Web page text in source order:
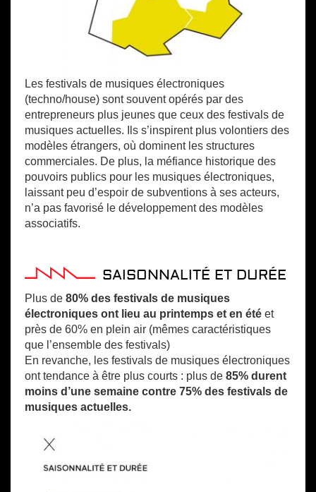
Les festivals de musiques électroniques
(techno/house) sont souvent opérés par des
entrepreneurs plus jeunes que ceux des festivals de
musiques actuelles. Ils s’inspirent plus volontiers des
modèles étrangers, où dominent les structures
commerciales. De plus, la méfiance historique des
pouvoirs publics pour les musiques électroniques,
laissant peu d’espoir de subventions à ses acteurs,
n’a pas favorisé le développement des modèles
associatifs.
SAISONNALITÉ ET DURÉE
Plus de 80% des festivals de musiques
électroniques ont lieu au printemps et en été et
près de 60% en plein air (mêmes caractéristiques
que l’ensemble des festivals)
En revanche, les festivals de musiques électroniques
ont tendance à être plus courts : plus de 85% durent
moins d’une semaine contre 75% des festivals de
musiques actuelles.